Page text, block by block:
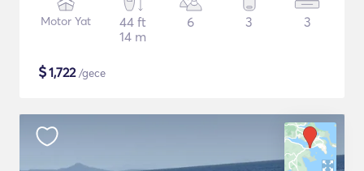
Motor Yat
44 ft
14 m
6 3 3
$1,722/gece